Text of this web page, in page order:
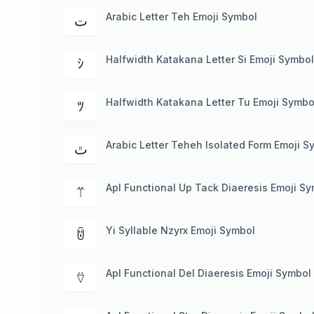
ت Arabic Letter Teh Emoji Symbol
ｼ Halfwidth Katakana Letter Si Emoji Symbol
ﾂ Halfwidth Katakana Letter Tu Emoji
ﭢ Arabic Letter Teheh Isolated Form Emoji
⍡ Apl Functional Up Tack Diaeresis Emoji
ꌇ Yi Syllable Nzyrx Emoji Symbol
⍢ Apl Functional Del Diaeresis Emoji Symbol